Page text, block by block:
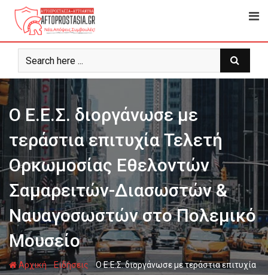
Ψάχνω
για...
Ο Ε.Ε.Σ. διοργάνωσε με
τεράστια επιτυχία Τελετή
Ορκωμοσίας Εθελοντών
Σαμαρειτών-Διασωστών &
Ναυαγοσωστών στο Πολεμικό
Μουσείο
Αρχική-Ειδήσεις -Ο Ε.Ε.Σ. διοργάνωσε με τεράστια επιτυχία